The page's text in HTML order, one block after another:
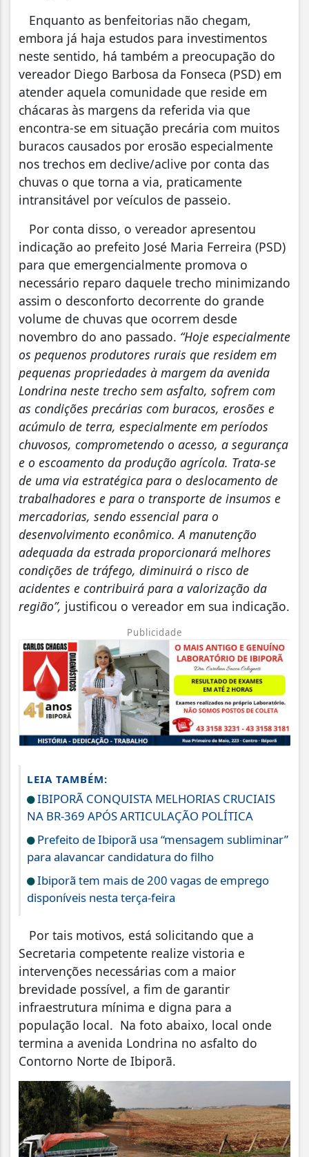
Enquanto as benfeitorias não chegam,
embora já haja estudos para investimentos
neste sentido, há também a preocupação do
vereador Diego Barbosa da Fonseca (PSD) em
atender aquela comunidade que reside em
chácaras às margens da referida via que
encontra-se em situação precária com muitos
buracos causados por erosão especialmente
nos trechos em declive/aclive por conta das
chuvas o que torna a via, praticamente
intransitável por veículos de passeio.
Por conta disso, o vereador apresentou
indicação ao prefeito José Maria Ferreira (PSD)
para que emergencialmente promova o
necessário reparo daquele trecho minimizando
assim o desconforto decorrente do grande
volume de chuvas que ocorrem desde
novembro do ano passado. “Hoje especialmente
os pequenos produtores rurais que residem em
pequenas propriedades à margem da avenida
Londrina neste trecho sem asfalto, sofrem com
as condições precárias com buracos, erosões e
acúmulo de terra, especialmente em períodos
chuvosos, comprometendo o acesso, a segurança
e o escoamento da produção agrícola. Trata-se
de uma via estratégica para o deslocamento de
trabalhadores e para o transporte de insumos e
mercadorias, sendo essencial para o
desenvolvimento econômico. A manutenção
adequada da estrada proporcionará melhores
condições de tráfego, diminuirá o risco de
acidentes e contribuirá para a valorização da
região”, justificou o vereador em sua indicação.
Publicidade
LEIA TAMBÉM:
IBIPORÃ CONQUISTA MELHORIAS CRUCIAIS
NA BR-369 APÓS ARTICULAÇÃO POLÍTICA
Prefeito de Ibiporã usa “mensagem subliminar”
para alavancar candidatura do filho
Ibiporã tem mais de 200 vagas de emprego
disponíveis nesta terça-feira
Por tais motivos, está solicitando que a
Secretaria competente realize vistoria e
intervenções necessárias com a maior
brevidade possível, a fim de garantir
infraestrutura mínima e digna para a
população local. Na foto abaixo, local onde
termina a avenida Londrina no asfalto do
Contorno Norte de Ibiporã.